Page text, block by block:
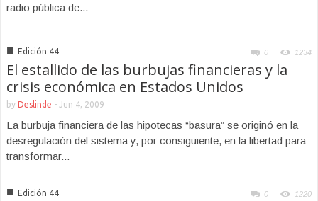
radio pública de...
■ Edición 44 0 1234
El estallido de las burbujas financieras y la
crisis económica en Estados Unidos
by Deslinde - Jun 4, 2009
La burbuja financiera de las hipotecas “basura” se originó en la
desregulación del sistema y, por consiguiente, en la libertad para
transformar...
■ Edición 44 0 1220